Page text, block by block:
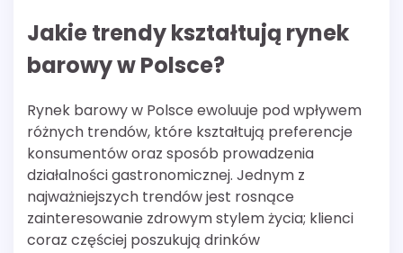
Jakie trendy kształtują rynek
barowy w Polsce?
Rynek barowy w Polsce ewoluuje pod wpływem
różnych trendów, które kształtują preferencje
konsumentów oraz sposób prowadzenia
działalności gastronomicznej. Jednym z
najważniejszych trendów jest rosnące
zainteresowanie zdrowym stylem życia; klienci
coraz częściej poszukują drinków